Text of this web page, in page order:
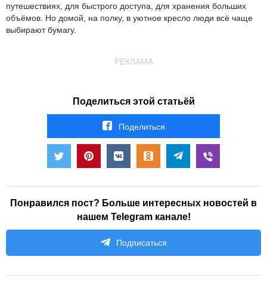
путешествиях, для быстрого доступа, для хранения больших
объёмов. Но домой, на полку, в уютное кресло люди всё чаще
выбирают бумагу.
РЕКЛАМА
Поделиться этой статьёй
Поделиться
Понравился пост? Больше интересных новостей в
нашем Telegram канале!
Подписаться